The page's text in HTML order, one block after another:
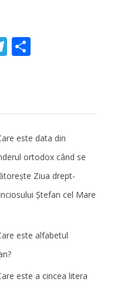
Telegram
este data din
ortodox când se
Ziua drept-
Ștefan cel Mare
este alfabetul
este a cincea litera